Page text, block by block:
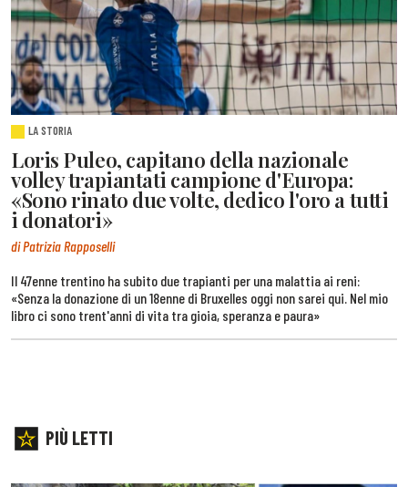
LA STORIA
Loris Puleo, capitano della nazionale
volley trapiantati campione d'Europa:
«Sono rinato due volte, dedico l'oro a tutti
i donatori»
di Patrizia Rapposelli
Il 47enne trentino ha subito due trapianti per una malattia ai reni:
«Senza la donazione di un 18enne di Bruxelles oggi non sarei qui. Nel mio
libro ci sono trent'anni di vita tra gioia, speranza e paura»
PIÙ LETTI